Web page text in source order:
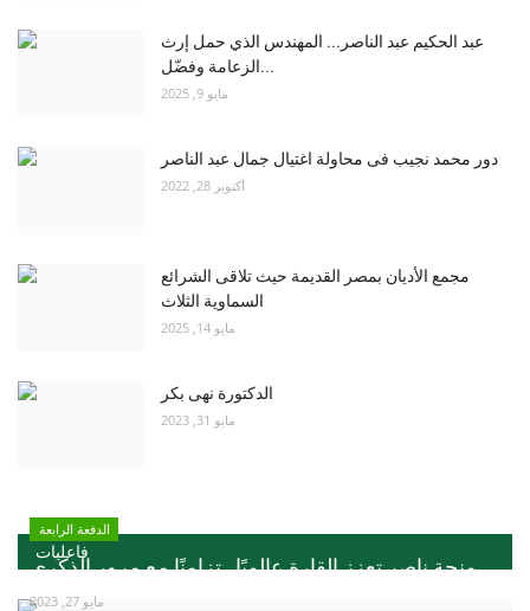
عبد الحكيم عبد الناصر... المهندس الذي حمل إرث
الزعامة وفضّل...
مايو 9, 2025
دور محمد نجيب فى محاولة اغتيال جمال عبد الناصر
أكتوبر 28, 2022
مجمع الأديان بمصر القديمة حيث تلاقى الشرائع
السماوية الثلاث
مايو 14, 2025
الدكتورة نهى بكر
مايو 31, 2023
فاعليات
الدفعة الرابعة
منحة ناصر تعزز القارة عالميًا ..تزامنًا مع مرور الذكري...
مايو 27, 2023